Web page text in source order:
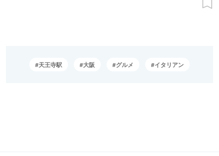
天王寺駅 大阪 グルメ イタリアン